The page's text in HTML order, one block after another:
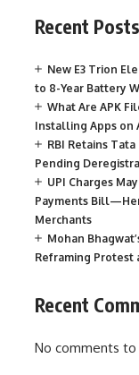
Recent Posts
New E3 Trion
to 8-Year Battery
What Are APK
Installing Apps on
RBI Retains
Pending
UPI Charges
Payments
Merchants
Mohan
Reframing Protest
Recent
No comments to